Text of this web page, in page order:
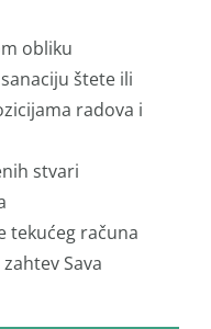
obliku
štete ili
radova i
stvari
tekućeg računa
Sava